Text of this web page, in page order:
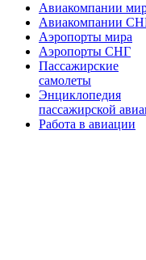
Авиакомпании
Авиакомпании
Аэропорты мира
Аэропорты СНГ
Пассажирские
самолеты
Энциклопедия
пассажирской
Работа в авиации